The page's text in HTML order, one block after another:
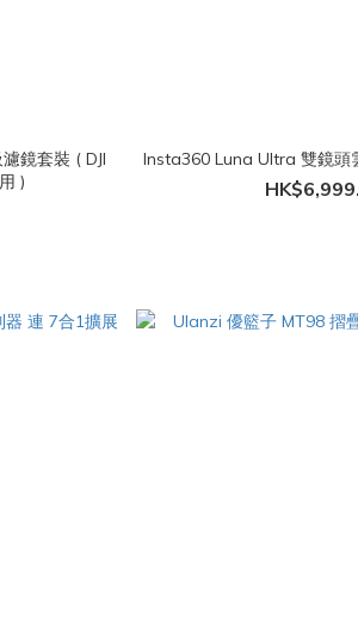
鏡套裝 ( DJI
)
Insta360 Luna Ultra 雙鏡頭